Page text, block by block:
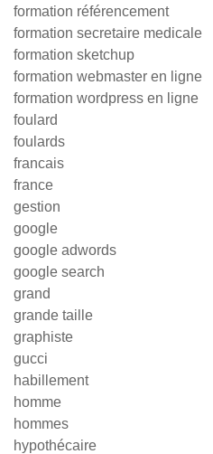
formation référencement
formation secretaire medicale
formation sketchup
formation webmaster en ligne
formation wordpress en ligne
foulard
foulards
francais
france
gestion
google
google adwords
google search
grand
grande taille
graphiste
gucci
habillement
homme
hommes
hypothécaire